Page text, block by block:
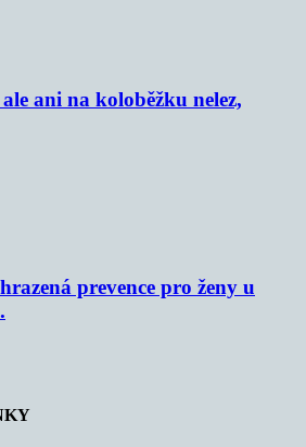
ani na koloběžku nelez,
prevence pro ženy u